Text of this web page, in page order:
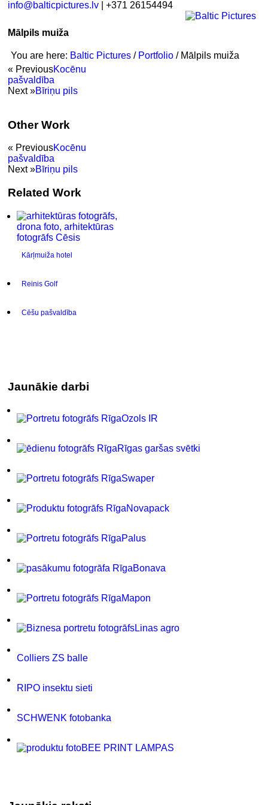
info@balticpictures.lv | +371 26154494
Mālpils muiža
You are here: Baltic Pictures / Portfolio / Mālpils muiža
« PreviousKocēnu
pašvaldība
Next »Bīriņu pils
Other Work
« PreviousKocēnu
pašvaldība
Next »Bīriņu pils
Related Work
Kārļmuiža hotel
Reinis Golf
Cēšu pašvaldība
Jaunākie darbi
Ozols IR
Rīgas garšas svētki
Swaper
Novapack
Palus
Bonava
Mapon
Linas agro
Colliers ZS balle
RIPO insektu sieti
SCHWENK fotobanka
BEE PRINT LAMPAS